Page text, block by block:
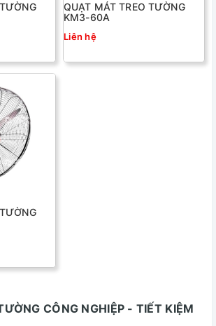
QUẠT MÁT TREO TƯỜNG
KM3-60A
Liên hệ
CÔNG NGHIỆP - TIẾT KIỆM